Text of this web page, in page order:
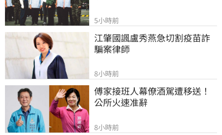
5小時前
江肇國諷盧秀燕急切割疫苗詐
騙案律師
8小時前
傅家接班人幕僚酒駕遭移送！
公所火速准辭
8小時前